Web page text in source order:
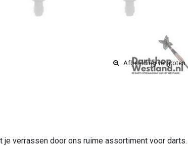
Afbeelding vergroten
verrassen door ons ruime assortiment voor